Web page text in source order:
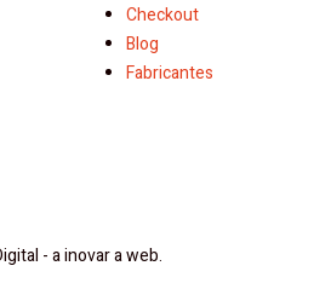
Checkout
Blog
Fabricantes
- a inovar a web.